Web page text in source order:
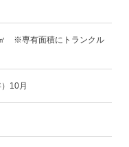
※専有面積にトランクル
10月